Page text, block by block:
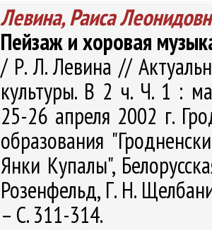
Левина, Раиса
Пейзаж и хоровая
/ Р. Л. Левина //
культуры. В 2 ч. Ч. 1 :
25-26 апреля 2002 г.
образования
Янки Купалы",
Розенфельд, Г. Н.
– С. 311-314.